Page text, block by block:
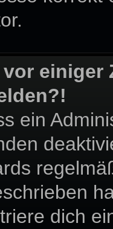
ein
dich